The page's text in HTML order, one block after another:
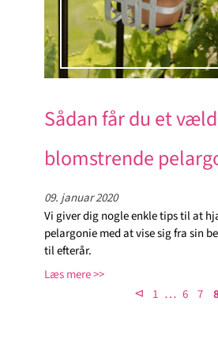
Sådan får du et
blomstrende
09. januar 2020
Vi giver dig nogle enkle tips til at
pelargonie med at vise sig fra sin
til efterår.
Læs mere
⊲
1 … 6 7